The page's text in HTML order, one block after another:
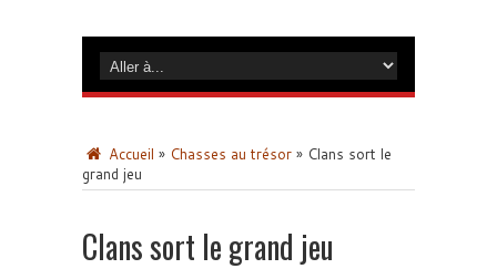
Accueil » Chasses au trésor » Clans sort le
grand jeu
Clans sort le grand jeu